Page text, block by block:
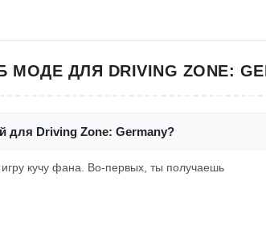
ДЛЯ DRIVING ZONE:
для Driving Zone: Germany?
кучу фана. Во-первых, ты получаешь